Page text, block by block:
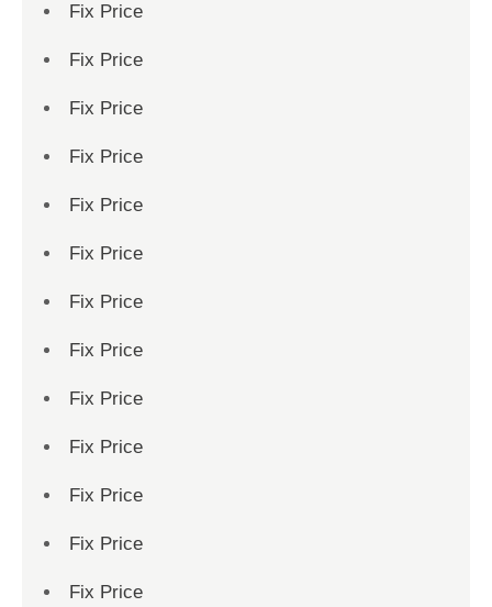
Fix Price
Fix Price
Fix Price
Fix Price
Fix Price
Fix Price
Fix Price
Fix Price
Fix Price
Fix Price
Fix Price
Fix Price
Fix Price